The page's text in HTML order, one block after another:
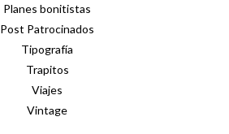
Planes bonitistas
Post Patrocinados
Tipografía
Trapitos
Viajes
Vintage